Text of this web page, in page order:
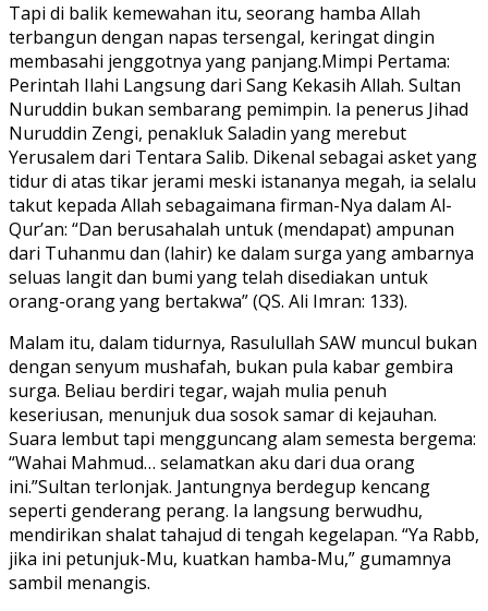
Tapi di balik kemewahan itu, seorang hamba Allah
terbangun dengan napas tersengal, keringat dingin
membasahi jenggotnya yang panjang.Mimpi Pertama:
Perintah Ilahi Langsung dari Sang Kekasih Allah. Sultan
Nuruddin bukan sembarang pemimpin. Ia penerus Jihad
Nuruddin Zengi, penakluk Saladin yang merebut
Yerusalem dari Tentara Salib. Dikenal sebagai asket yang
tidur di atas tikar jerami meski istananya megah, ia selalu
takut kepada Allah sebagaimana firman-Nya dalam Al-
Qur’an: “Dan berusahalah untuk (mendapat) ampunan
dari Tuhanmu dan (lahir) ke dalam surga yang ambarnya
seluas langit dan bumi yang telah disediakan untuk
orang-orang yang bertakwa” (QS. Ali Imran: 133).
Malam itu, dalam tidurnya, Rasulullah SAW muncul bukan
dengan senyum mushafah, bukan pula kabar gembira
surga. Beliau berdiri tegar, wajah mulia penuh
keseriusan, menunjuk dua sosok samar di kejauhan.
Suara lembut tapi mengguncang alam semesta bergema:
“Wahai Mahmud… selamatkan aku dari dua orang
ini.”Sultan terlonjak. Jantungnya berdegup kencang
seperti genderang perang. Ia langsung berwudhu,
mendirikan shalat tahajud di tengah kegelapan. “Ya Rabb,
jika ini petunjuk-Mu, kuatkan hamba-Mu,” gumamnya
sambil menangis.